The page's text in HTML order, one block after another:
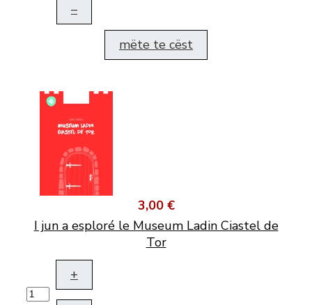
–
mëte te cëst
3,00 €
I jun a esploré le Museum Ladin Ciastel de
Tor
+